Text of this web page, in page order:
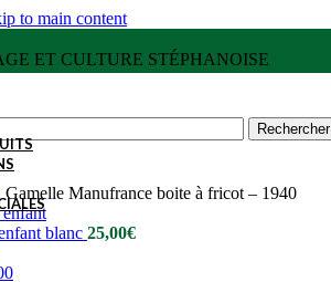
to main content
ET CULTURE STÉPHANOISE
Rechercher
Gamelle Manufrance boite à fricot – 1940
blanc 25,00€